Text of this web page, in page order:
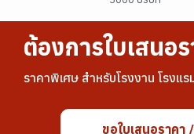
ต้องการใบเสนอ
ราคาพิเศษ สำหรับโรงงาน โรงแร
ขอใบเสนอราคา